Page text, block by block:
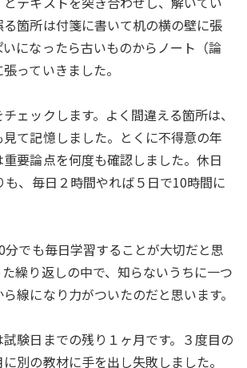
る箇所は付箋に書いて机の横の壁に張
いになったら古いものからノート（論
っていきました。
ェックします。よく間違える箇所は、
見て記憶しました。とくに不得意の年
要論点を何度も確認しました。休日
も、毎日２時間やれば５日で10時間に
分でも毎日学習することが大切だと思
繰り返しの中で、知らないうちに一つ
線になり力がついたのだと思います。
験日までの残り１ヶ月です。３度目の
別の教材に手を出し失敗しました。